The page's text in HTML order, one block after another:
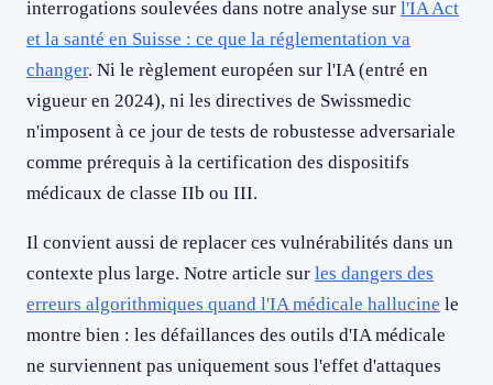
interrogations soulevées dans notre analyse sur l'IA Act
et la santé en Suisse : ce que la réglementation va
changer. Ni le règlement européen sur l'IA (entré en
vigueur en 2024), ni les directives de Swissmedic
n'imposent à ce jour de tests de robustesse adversariale
comme prérequis à la certification des dispositifs
médicaux de classe IIb ou III.
Il convient aussi de replacer ces vulnérabilités dans un
contexte plus large. Notre article sur les dangers des
erreurs algorithmiques quand l'IA médicale hallucine le
montre bien : les défaillances des outils d'IA médicale
ne surviennent pas uniquement sous l'effet d'attaques